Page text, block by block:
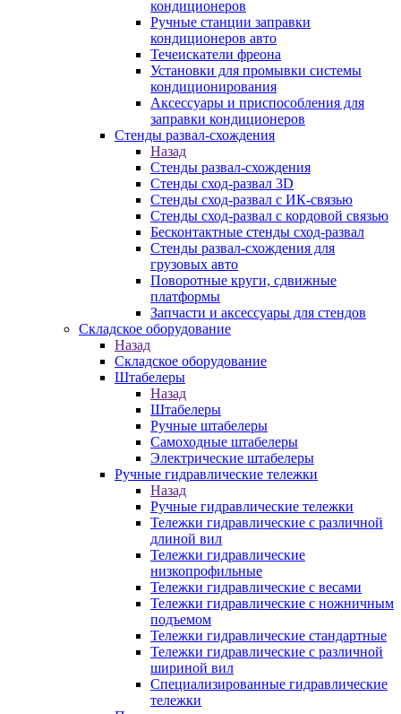
кондиционеров
Ручные станции заправки
кондиционеров авто
Течеискатели фреона
Установки для промывки системы
кондиционирования
Аксессуары и приспособления для
заправки кондиционеров
Стенды развал-схождения
Назад
Стенды развал-схождения
Стенды сход-развал 3D
Стенды сход-развал с ИК-связью
Стенды сход-развал с кордовой связью
Бесконтактные стенды сход-развал
Стенды развал-схождения для
грузовых авто
Поворотные круги, сдвижные
платформы
Запчасти и аксессуары для стендов
Складское оборудование
Назад
Складское оборудование
Штабелеры
Назад
Штабелеры
Ручные штабелеры
Самоходные штабелеры
Электрические штабелеры
Ручные гидравлические тележки
Назад
Ручные гидравлические тележки
Тележки гидравлические с различной
длиной вил
Тележки гидравлические
низкопрофильные
Тележки гидравлические с весами
Тележки гидравлические с ножничным
подъемом
Тележки гидравлические стандартные
Тележки гидравлические с различной
шириной вил
Специализированные гидравлические
тележки